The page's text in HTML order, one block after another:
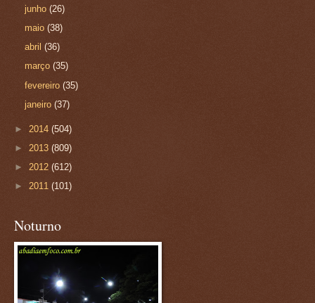
junho(26)
maio(38)
abril(36)
março(35)
fevereiro(35)
janeiro(37)
► 2014 (504)
► 2013 (809)
► 2012 (612)
► 2011 (101)
Noturno